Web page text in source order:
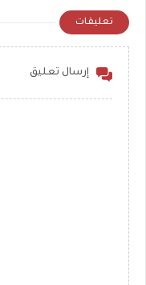
تعليقات
إرسال تعليق